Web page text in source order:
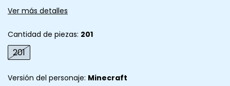
Ver más detalles
Cantidad de piezas: 201
201
Versión del personaje: Minecraft